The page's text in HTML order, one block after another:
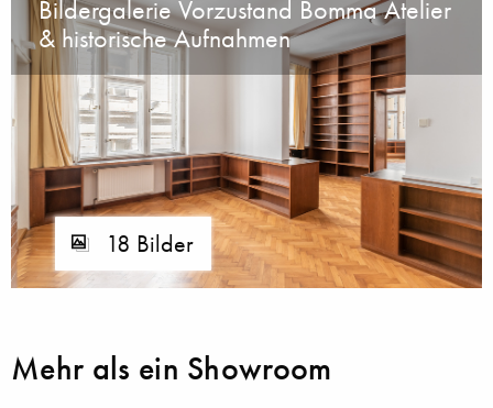
Bildergalerie Vorzustand Bomma Atelier
& historische Aufnahmen
18 Bilder
Mehr als ein Showroom